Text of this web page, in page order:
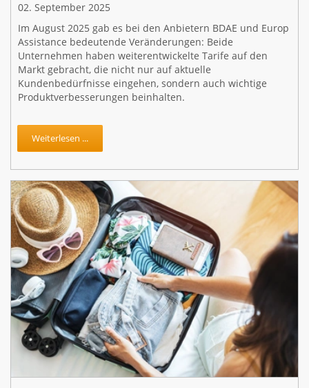
02. September 2025
Im August 2025 gab es bei den Anbietern BDAE und Europ
Assistance bedeutende Veränderungen: Beide
Unternehmen haben weiterentwickelte Tarife auf den
Markt gebracht, die nicht nur auf aktuelle
Kundenbedürfnisse eingehen, sondern auch wichtige
Produktverbesserungen beinhalten.
Weiterlesen ...